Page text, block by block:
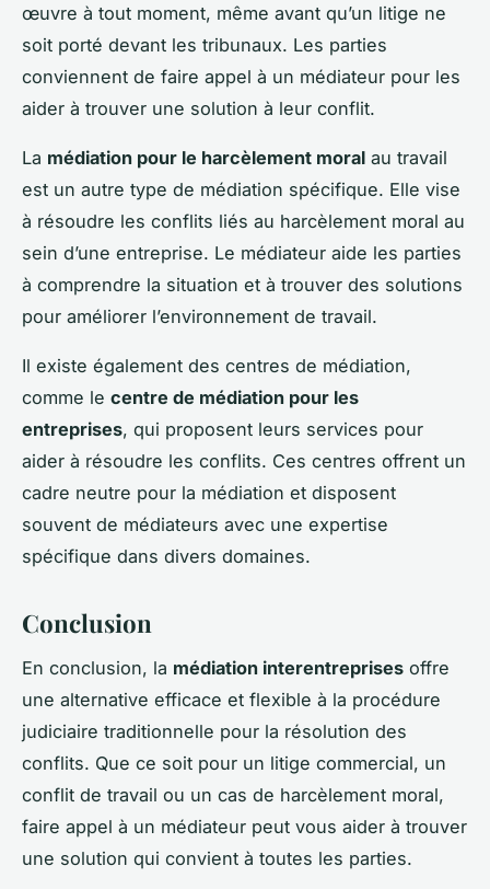
œuvre à tout moment, même avant qu’un litige ne
soit porté devant les tribunaux. Les parties
conviennent de faire appel à un médiateur pour les
aider à trouver une solution à leur conflit.
La médiation pour le harcèlement moral au travail
est un autre type de médiation spécifique. Elle vise
à résoudre les conflits liés au harcèlement moral au
sein d’une entreprise. Le médiateur aide les parties
à comprendre la situation et à trouver des solutions
pour améliorer l’environnement de travail.
Il existe également des centres de médiation,
comme le centre de médiation pour les
entreprises, qui proposent leurs services pour
aider à résoudre les conflits. Ces centres offrent un
cadre neutre pour la médiation et disposent
souvent de médiateurs avec une expertise
spécifique dans divers domaines.
Conclusion
En conclusion, la médiation interentreprises offre
une alternative efficace et flexible à la procédure
judiciaire traditionnelle pour la résolution des
conflits. Que ce soit pour un litige commercial, un
conflit de travail ou un cas de harcèlement moral,
faire appel à un médiateur peut vous aider à trouver
une solution qui convient à toutes les parties.